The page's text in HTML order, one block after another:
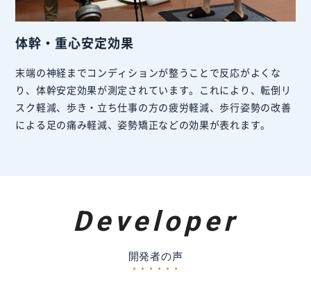
体幹・重心安定効果
末端の神経までコンディションが整うことで反応がよくな
り、体幹安定効果が測定されています。これにより、転倒リ
スク軽減、歩き・立ち仕事の方の疲労軽減、歩行姿勢の改善
による足の痛み軽減、姿勢矯正などの効果が表れます。
Developer
開発者の声